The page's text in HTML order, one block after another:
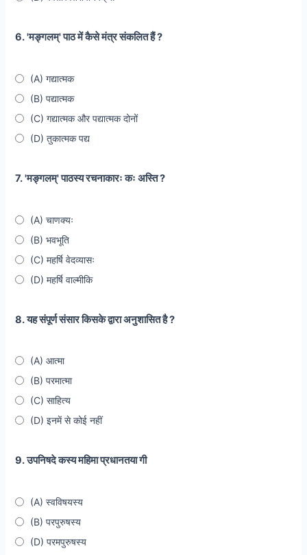
6. 'मङ्गलम्' पाठ में कैसे मंत्र संकलित हैं ?
(A) गद्यात्मक
(B) पद्यात्मक
(C) गद्यात्मक और पद्यात्मक दोनों
(D) तुकात्मक पद्य
7. 'मङ्गलम्' पाठस्य रचनाकारः कः अस्ति ?
(A) चाणक्यः
(B) भवभूति
(C) महर्षि वेदव्यासः
(D) महर्षि वाल्मीकि
8. यह संपूर्ण संसार किसके द्वारा अनुशासित है ?
(A) आत्मा
(B) परमात्मा
(C) साहित्य
(D) इनमें से कोई नहीं
9. उपनिषदे कस्य महिमा प्रधानतया गी
(A) स्वविषयस्य
(B) परपुरुषस्य
(D) परमपुरुषस्य